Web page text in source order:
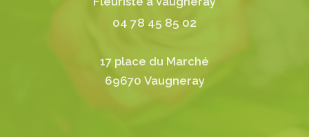
04 78 45 85 02
17 place du Marché
69670 Vaugneray